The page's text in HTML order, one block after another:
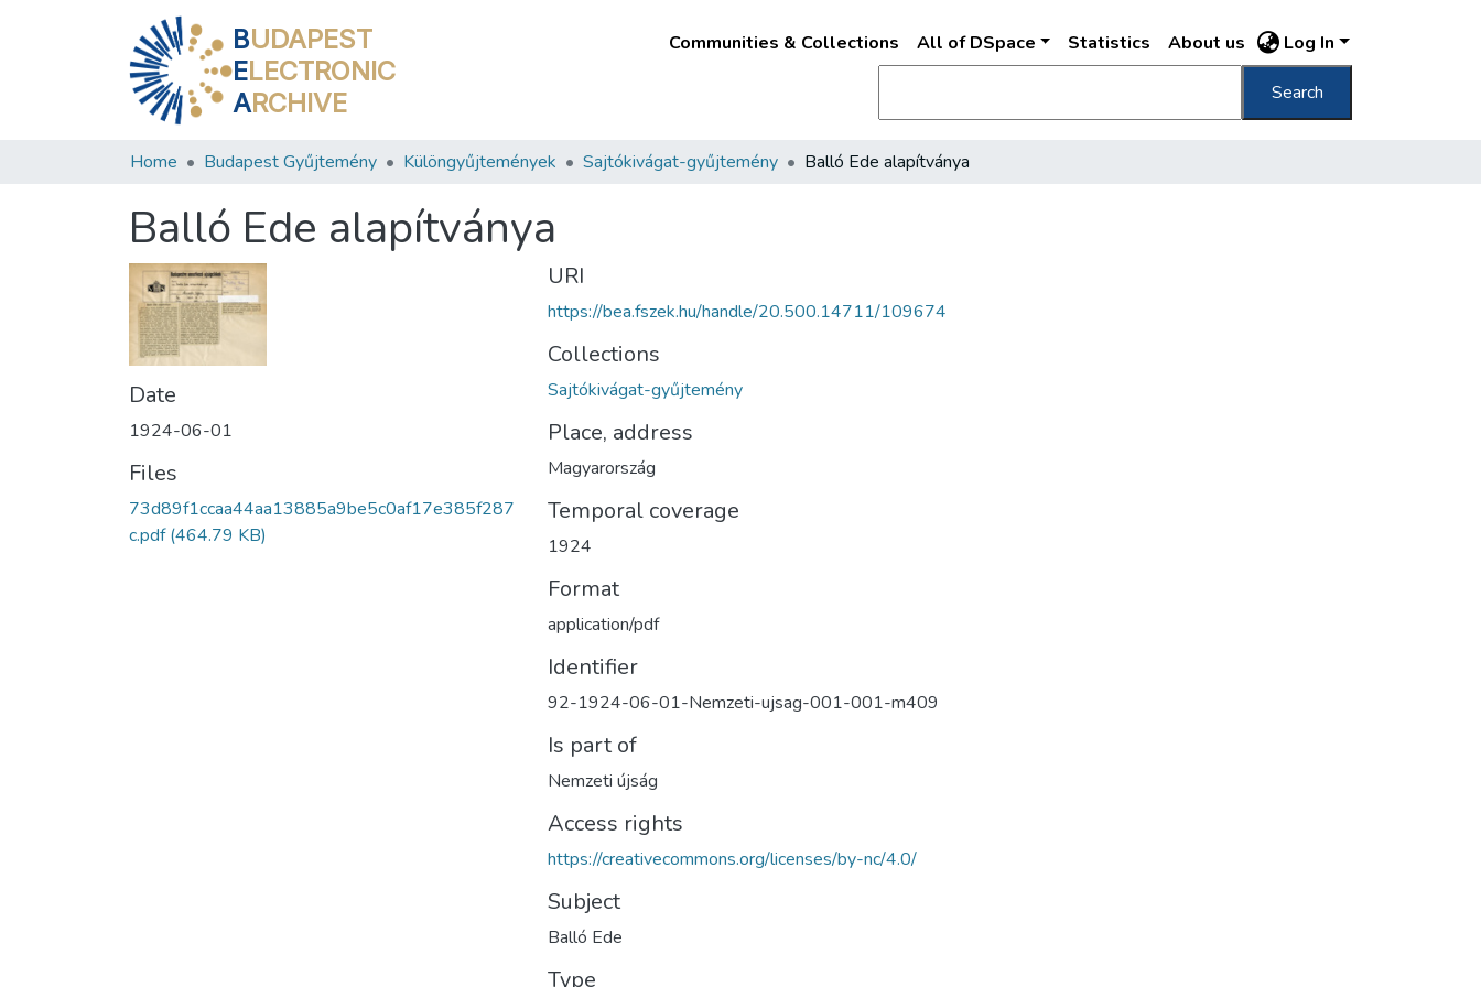
BUDAPEST
ELECTRONIC
ARCHIVE
Communities & Collections All of DSpace Statistics About us Log In
Search
Home Budapest Gyűjtemény Különgyűjtemények Sajtókivágat-gyűjtemény Balló Ede alapítványa
Balló Ede alapítványa
Date
1924-06-01
Files
73d89f1ccaa44aa13885a9be5c0af17e385f287
c.pdf(464.79 KB)
URI
https://bea.fszek.hu/handle/20.500.14711/109674
Collections
Sajtókivágat-gyűjtemény
Place, address
Magyarország
Temporal coverage
1924
Format
application/pdf
Identifier
92-1924-06-01-Nemzeti-ujsag-001-001-m409
Is part of
Nemzeti újság
Access rights
https://creativecommons.org/licenses/by-nc/4.0/
Subject
Balló Ede
Type